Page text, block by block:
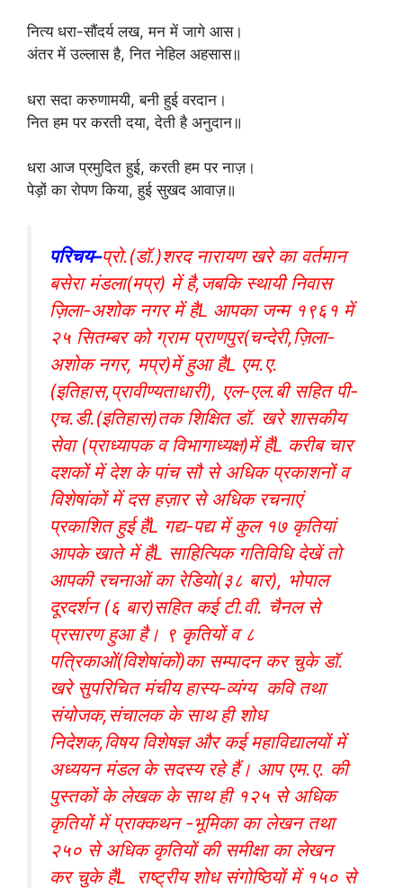
नित्य धरा-सौंदर्य लख, मन में जागे आस।
अंतर में उल्लास है, नित नेहिल अहसास॥
धरा सदा करुणामयी, बनी हुई वरदान।
नित हम पर करती दया, देती है अनुदान॥
धरा आज प्रमुदित हुई, करती हम पर नाज़।
पेड़ों का रोपण किया, हुई सुखद आवाज़॥
परिचय–प्रो.(डॉ.)शरद नारायण खरे का वर्तमान
बसेरा मंडला(मप्र) में है,जबकि स्थायी निवास
ज़िला-अशोक नगर में हैL आपका जन्म १९६१ में
२५ सितम्बर को ग्राम प्राणपुर(चन्देरी,ज़िला-
अशोक नगर, मप्र)में हुआ हैL एम.ए.
(इतिहास,प्रावीण्यताधारी), एल-एल.बी सहित पी-
एच.डी.(इतिहास)तक शिक्षित डॉ. खरे शासकीय
सेवा (प्राध्यापक व विभागाध्यक्ष)में हैंL करीब चार
दशकों में देश के पांच सौ से अधिक प्रकाशनों व
विशेषांकों में दस हज़ार से अधिक रचनाएं
प्रकाशित हुई हैंL गद्य-पद्य में कुल १७ कृतियां
आपके खाते में हैंL साहित्यिक गतिविधि देखें तो
आपकी रचनाओं का रेडियो(३८ बार), भोपाल
दूरदर्शन (६ बार)सहित कई टी.वी. चैनल से
प्रसारण हुआ है। ९ कृतियों व ८
पत्रिकाओं(विशेषांकों)का सम्पादन कर चुके डॉ.
खरे सुपरिचित मंचीय हास्य-व्यंग्य कवि तथा
संयोजक,संचालक के साथ ही शोध
निदेशक,विषय विशेषज्ञ और कई महाविद्यालयों में
अध्ययन मंडल के सदस्य रहे हैं। आप एम.ए. की
पुस्तकों के लेखक के साथ ही १२५ से अधिक
कृतियों में प्राक्कथन -भूमिका का लेखन तथा
२५० से अधिक कृतियों की समीक्षा का लेखन
कर चुके हैंL राष्ट्रीय शोध संगोष्ठियों में १५० से